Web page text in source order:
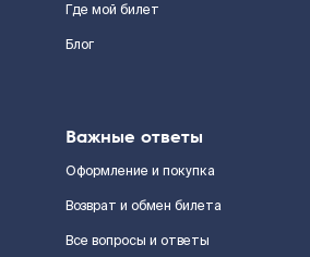
Где мой билет
Блог
Важные ответы
Оформление и покупка
Возврат и обмен билета
Все вопросы и ответы